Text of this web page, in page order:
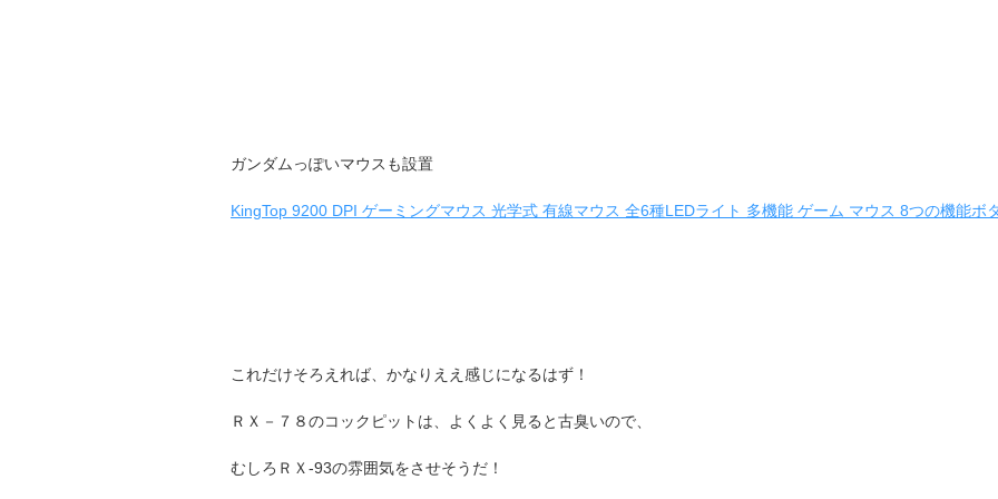
ガンダムっぽいマウスも設置
KingTop 9200 DPI ゲーミングマウス 光学式 有線マウス 全6種LEDライト 多機能 ゲーム マウス 8つの機能ボ
これだけそろえれば、かなりええ感じになるはず！
ＲＸ－７８のコックピットは、よくよく見ると古臭いので、
むしろＲＸ-93の雰囲気をさせそうだ！